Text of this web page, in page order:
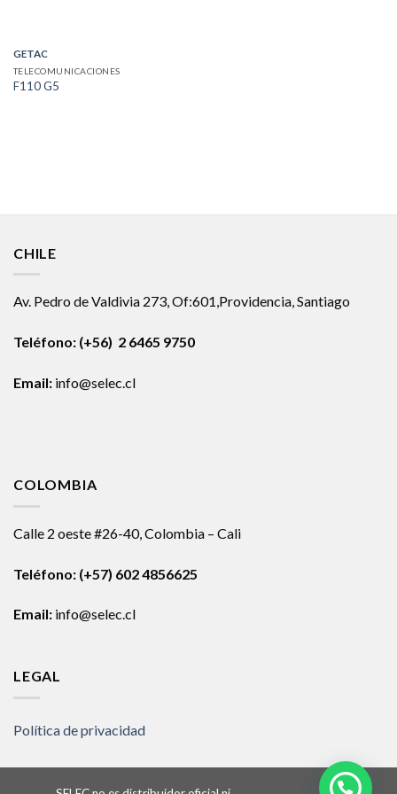
GETAC
TELECOMUNICACIONES
F110 G5
CHILE
Av. Pedro de Valdivia 273, Of:601,Providencia, Santiago
Teléfono: (+56) 2 6465 9750
Email: info@selec.cl
COLOMBIA
Calle 2 oeste #26-40, Colombia – Cali
Teléfono: (+57) 602 4856625
Email: info@selec.cl
LEGAL
Política de privacidad